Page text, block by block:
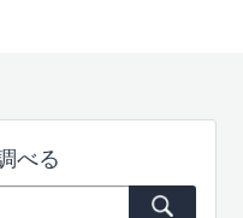
べる